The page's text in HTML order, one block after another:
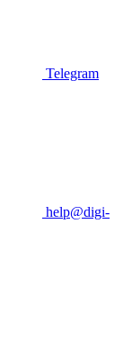
Telegram
help@digi-